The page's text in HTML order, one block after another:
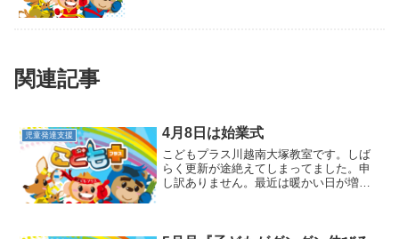
関連記事
児童発達支援 4月8日は始業式
こどもプラス川越南大塚教室です。しば
らく更新が途絶えてしまってました。申
し訳ありません。最近は暖かい日が増え